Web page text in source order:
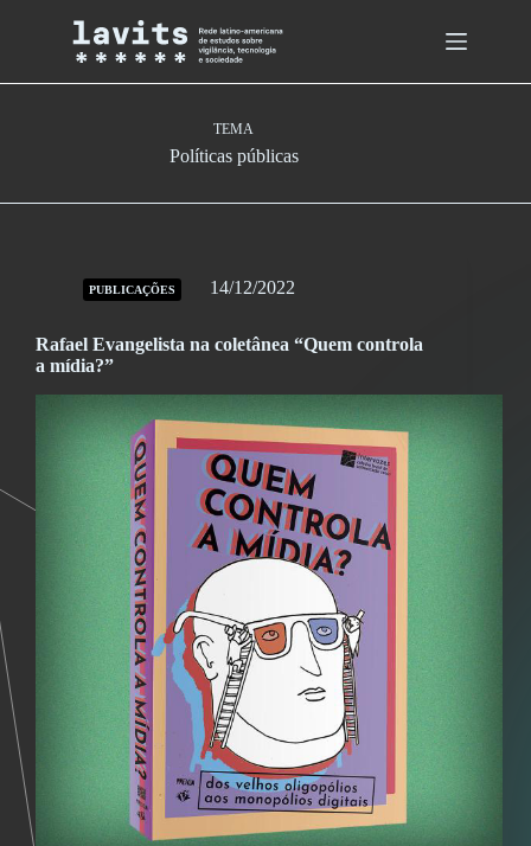
TEMA
Políticas públicas
PUBLICAÇÕES 14/12/2022
Rafael Evangelista na coletânea “Quem controla
a mídia?”